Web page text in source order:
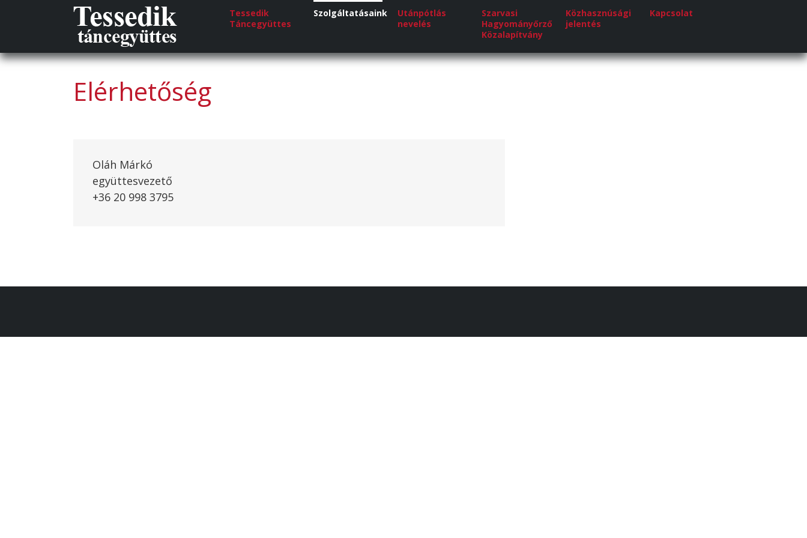
Tessedik
Táncegyüttes
Szolgáltatásaink
Utánpótlás
nevelés
Szarvasi
Hagyományőrző
Közalapítvány
Közhasznúsági
jelentés
Kapcsolat
Elérhetőség
Oláh Márkó
együttesvezető
+36 20 998 3795